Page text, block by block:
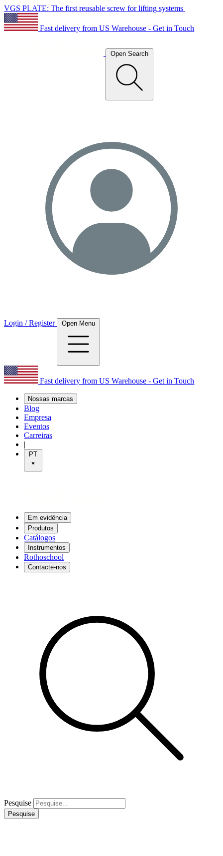
VGS PLATE: The first reusable screw for lifting systems
Fast delivery from US Warehouse - Get in Touch
Open Search
Login / Register Open Menu
Fast delivery from US Warehouse - Get in Touch
Nossas marcas
Blog
Empresa
Eventos
Carreiras
|
PT
Em evidência
Produtos
Catálogos
Instrumentos
Rothoschool
Contacte-nos
Pesquise
Pesquise